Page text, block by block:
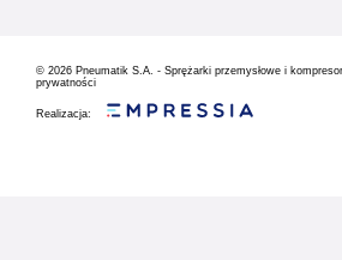
© 2026 Pneumatik S.A. - Sprężarki przemysłowe i
prywatności
Realizacja: